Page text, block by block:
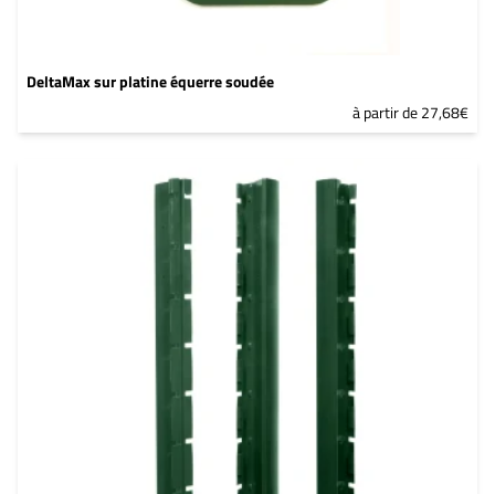
DeltaMax sur platine équerre soudée
à partir de 27,68€